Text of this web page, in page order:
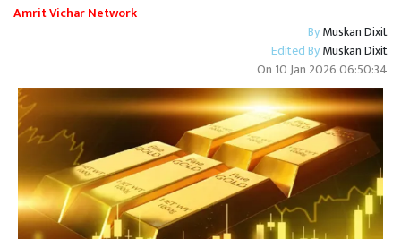
Amrit Vichar Network
ByMuskan Dixit
Edited ByMuskan Dixit
On 10 Jan 2026 06:50:34